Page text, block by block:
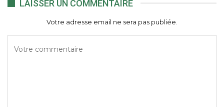
LAISSER UN COMMENTAIRE
Votre adresse email ne sera pas publiée.